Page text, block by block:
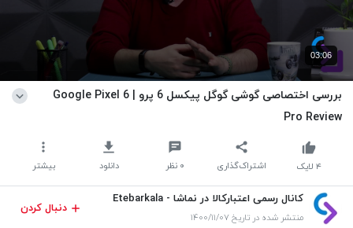
03:06
بررسی اختصاصی گوشی گوگل پیکسل 6 پرو | Google Pixel 6
Pro Review
اشتراک‌گذاری ۰ نظر دانلود بیشتر ۴ لایک
کانال رسمی اعتبارکالا در نماشا - Etebarkala
منتشر شده در تاریخ ۱۴۰۰/۱۱/۰۷
دنبال کردن